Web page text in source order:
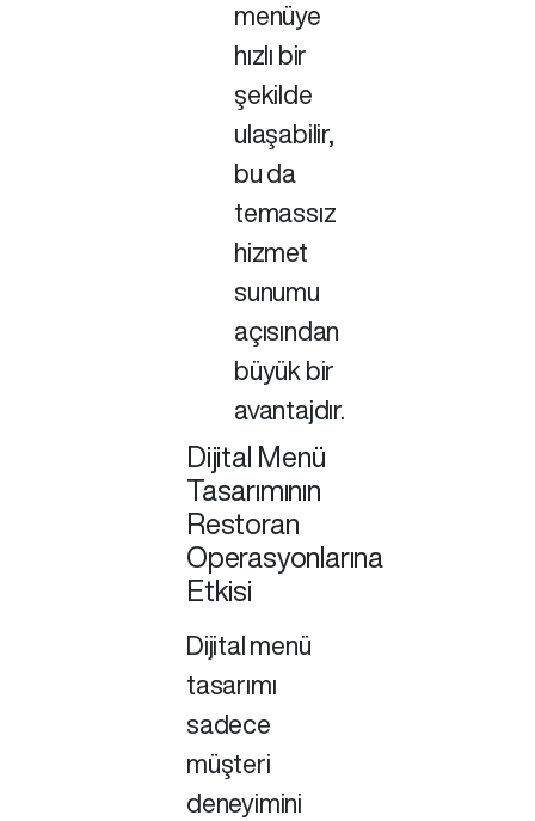
menüye
hızlı bir
şekilde
ulaşabilir,
bu da
temassız
hizmet
sunumu
açısından
büyük bir
avantajdır.
Dijital Menü
Tasarımının
Restoran
Operasyonlarına
Etkisi
Dijital menü
tasarımı
sadece
müşteri
deneyimini